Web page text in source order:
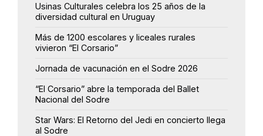
Usinas Culturales celebra los 25 años de la
diversidad cultural en Uruguay
Más de 1200 escolares y liceales rurales
vivieron “El Corsario”
Jornada de vacunación en el Sodre 2026
“El Corsario” abre la temporada del Ballet
Nacional del Sodre
Star Wars: El Retorno del Jedi en concierto llega
al Sodre